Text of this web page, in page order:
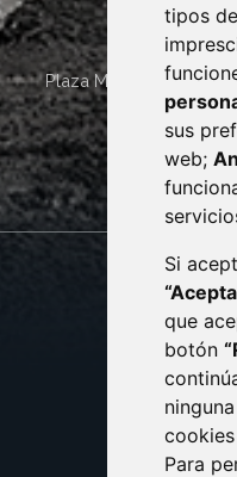
tipos
sus
web;
Si
que
botón
Para
Plaza Mayor 4 22400
· (34)
CONTACTO